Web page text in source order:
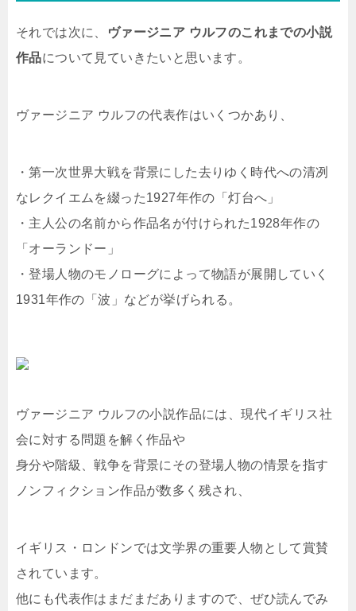
それでは次に、
ヴァージニア ウルフのこれまでの小説
作品について見ていきたいと思います。
ヴァージニア ウルフの代表作はいくつかあり、
・第一次世界大戦を背景にした去りゆく時代への清冽
なレクイエムを綴った1927年作の「灯台へ」
・主人公の名前から作品名が付けられた1928年作の
「オーランドー」
・登場人物のモノローグによって物語が展開していく
1931年作の「波」などが挙げられる。
ヴァージニア ウルフの小説作品には、現代イギリス社
会に対する問題を解く作品や
身分や階級、戦争を背景にその登場人物の情景を指す
ノンフィクション作品が数多く残され、
イギリス・ロンドンでは文学界の重要人物として賞賛
されています。
他にも代表作はまだまだありますので、ぜひ読んでみ